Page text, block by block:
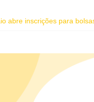
abre inscrições para
em Salvador com
e afrocentricidade